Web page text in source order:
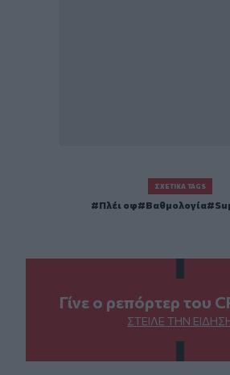
ΣΧΕΤΙΚΆ TAGS
Πλέι οφ Βαθμολογία
Γίνε ο ρεπόρτερ του
ΣΤΕΊΛΕ ΤΗΝ